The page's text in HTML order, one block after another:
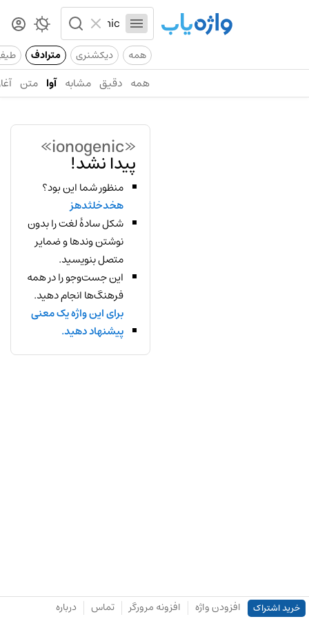
همه دیکشنری مترادف
همه دقیق مشابه آوا متن
«ionogenic»
پیدا نشد!
منظور شما این بود؟
هخدخلثدهز
شکل سادهٔ لغت را بدون
نوشتن وندها و ضمایر
متصل بنویسید.
این جست‌وجو را در همه
فرهنگ‌ها انجام دهید.
برای این واژه یک معنی
پیشنهاد دهید.
خرید اشتراک افزودن واژه افزونه مرورگر تماس درباره